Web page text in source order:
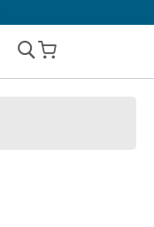
My Cart